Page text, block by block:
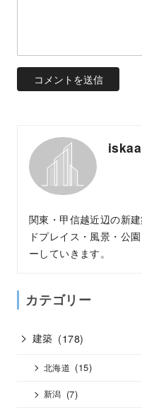
iskaa
関東・甲信越近辺の新
ドプレイス・風景・公
ーしていきます。
カテゴリー
建築 (178)
北海道 (15)
新潟 (7)